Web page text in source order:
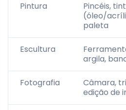
Pintura
Pincéis,
(óleo/
paleta
Escultura
argila,
Fotografia
Câmara,
edição de